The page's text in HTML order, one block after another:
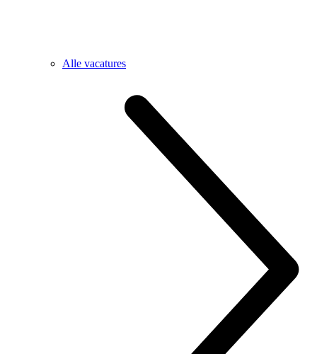
Alle vacatures